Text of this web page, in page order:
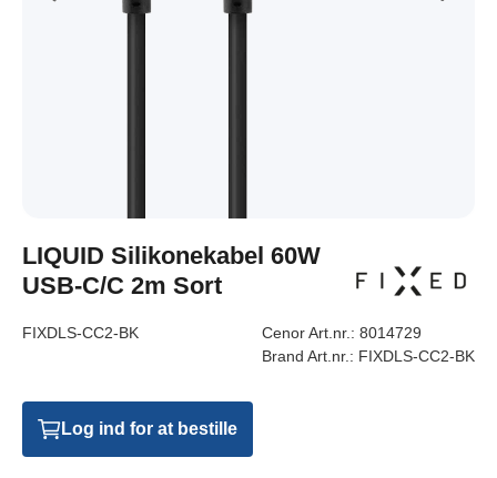
LIQUID Silikonekabel 60W
USB-C/C 2m Sort
FIXDLS-CC2-BK Cenor Art.nr.: 8014729
Brand Art.nr.: FIXDLS-CC2-BK
Log ind for at bestille